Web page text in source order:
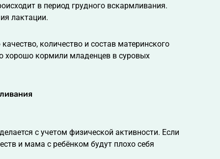
в период грудного вскармливания.
лактации.
количество и состав материнского
хорошо кормили младенцев в суровых
с учетом физической активности. Если
и мама с ребёнком будут плохо себя